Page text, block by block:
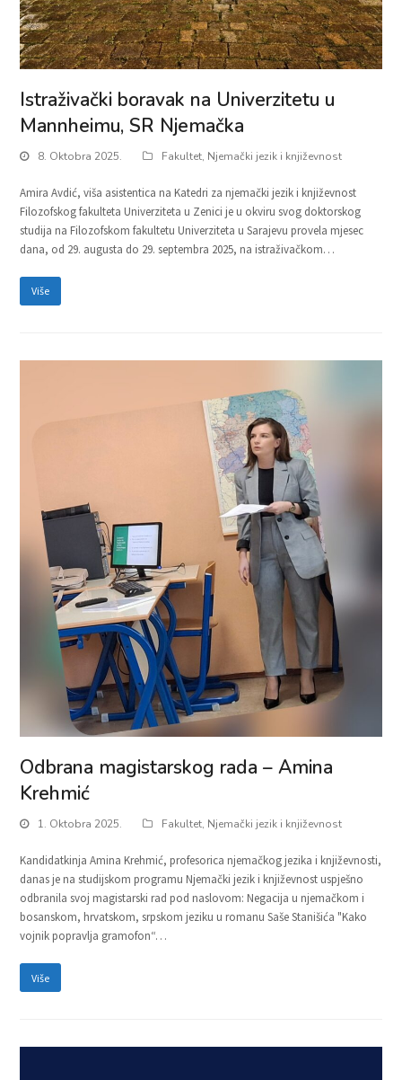
Istraživački boravak na Univerzitetu u
Mannheimu, SR Njemačka
8. Oktobra 2025. Fakultet, Njemački jezik i književnost
Amira Avdić, viša asistentica na Katedri za njemački jezik i književnost
Filozofskog fakulteta Univerziteta u Zenici je u okviru svog doktorskog
studija na Filozofskom fakultetu Univerziteta u Sarajevu provela mjesec
dana, od 29. augusta do 29. septembra 2025, na istraživačkom…
Više
Odbrana magistarskog rada – Amina
Krehmić
1. Oktobra 2025. Fakultet, Njemački jezik i književnost
Kandidatkinja Amina Krehmić, profesorica njemačkog jezika i književnosti,
danas je na studijskom programu Njemački jezik i književnost uspješno
odbranila svoj magistarski rad pod naslovom: Negacija u njemačkom i
bosanskom, hrvatskom, srpskom jeziku u romanu Saše Stanišića "Kako
vojnik popravlja gramofon“…
Više